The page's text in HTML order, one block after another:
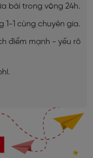
bài trong vòng 24h.
1-1 cùng chuyên gia.
điểm mạnh - yếu rõ